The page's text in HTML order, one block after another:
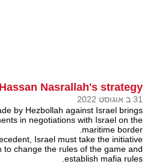
Hassan Nasrallah's strategy
31 ב אוגוסט 2022
by Hezbollah against Israel brings
in negotiations with Israel on the
maritime border.
Israel must take the initiative
to change the rules of the game and
establish mafia rules.